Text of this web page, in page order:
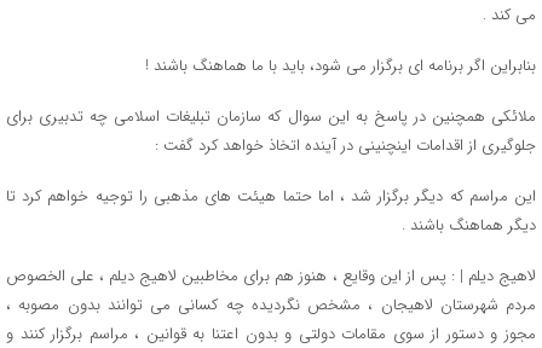
می کند .
بنابراین اگر برنامه ای برگزار می شود، باید با ما هماهنگ باشند !
ملائکی همچنین در پاسخ به این سوال که سازمان تبلیغات اسلامی چه تدبیری برای
جلوگیری از اقدامات اینچنینی در آینده اتخاذ خواهد کرد گفت :
این مراسم که دیگر برگزار شد ، اما حتما هیئت های مذهبی را توجیه خواهم کرد تا
دیگر هماهنگ باشند .
لاهیج دیلم | : پس از این وقایع ، هنوز هم برای مخاطبین لاهیج دیلم ، علی الخصوص
مردم شهرستان لاهیجان ، مشخص نگردیده چه کسانی می توانند بدون مصوبه ،
مجوز و دستور از سوی مقامات دولتی و بدون اعتنا به قوانین ، مراسم برگزار کنند و